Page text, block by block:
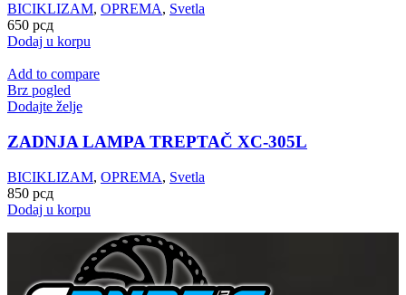
BICIKLIZAM, OPREMA, Svetla
650 рсд
Dodaj u korpu
Add to compare
Brz pogled
Dodajte želje
ZADNJA LAMPA TREPTAČ XC-305L
BICIKLIZAM, OPREMA, Svetla
850 рсд
Dodaj u korpu